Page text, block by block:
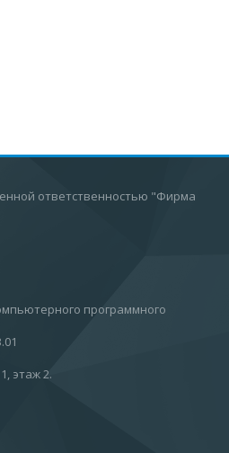
ответственностью "Фирма
программного
этаж 2.